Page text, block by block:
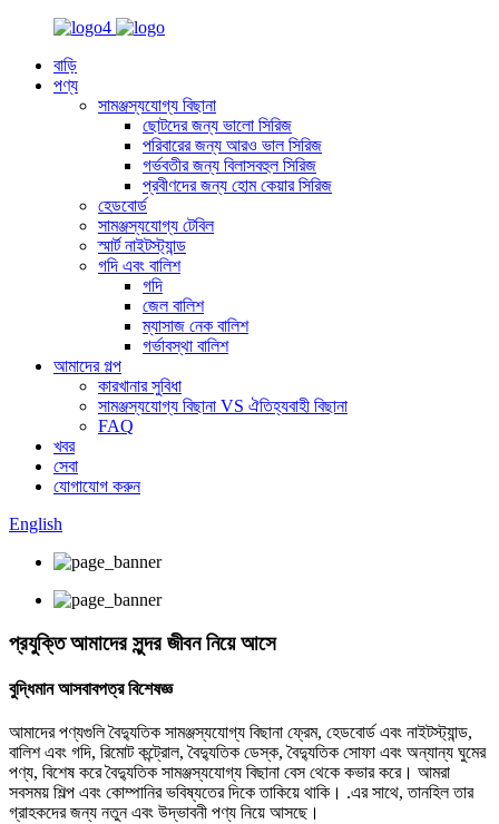
বাড়ি
পণ্য
সামঞ্জস্যযোগ্য বিছানা
ছোটদের জন্য ভালো সিরিজ
পরিবারের জন্য আরও ভাল সিরিজ
গর্ভবতীর জন্য বিলাসবহুল সিরিজ
প্রবীণদের জন্য হোম কেয়ার সিরিজ
হেডবোর্ড
সামঞ্জস্যযোগ্য টেবিল
স্মার্ট নাইটস্ট্যান্ড
গদি এবং বালিশ
গদি
জেল বালিশ
ম্যাসাজ নেক বালিশ
গর্ভাবস্থা বালিশ
আমাদের গল্প
কারখানার সুবিধা
সামঞ্জস্যযোগ্য বিছানা VS ঐতিহ্যবাহী বিছানা
FAQ
খবর
সেবা
যোগাযোগ করুন
English
প্রযুক্তি আমাদের সুন্দর জীবন নিয়ে আসে
বুদ্ধিমান আসবাবপত্র বিশেষজ্ঞ
আমাদের পণ্যগুলি বৈদ্যুতিক সামঞ্জস্যযোগ্য বিছানা ফ্রেম, হেডবোর্ড এবং নাইটস্ট্যান্ড,
বালিশ এবং গদি, রিমোট কন্ট্রোল, বৈদ্যুতিক ডেস্ক, বৈদ্যুতিক সোফা এবং অন্যান্য ঘুমের
পণ্য, বিশেষ করে বৈদ্যুতিক সামঞ্জস্যযোগ্য বিছানা বেস থেকে কভার করে। আমরা
সবসময় শিল্প এবং কোম্পানির ভবিষ্যতের দিকে তাকিয়ে থাকি। .এর সাথে, তানহিল তার
গ্রাহকদের জন্য নতুন এবং উদ্ভাবনী পণ্য নিয়ে আসছে।